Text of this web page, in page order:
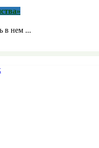
в нем ...